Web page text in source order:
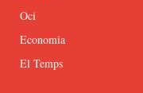
Oci
Economia
El Temps